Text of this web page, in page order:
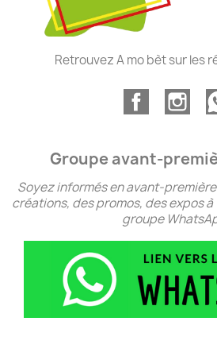
Retrouvez A mo bèt sur les
Groupe avant-
Soyez informés en avant-
créations, des promos, des expos
groupe